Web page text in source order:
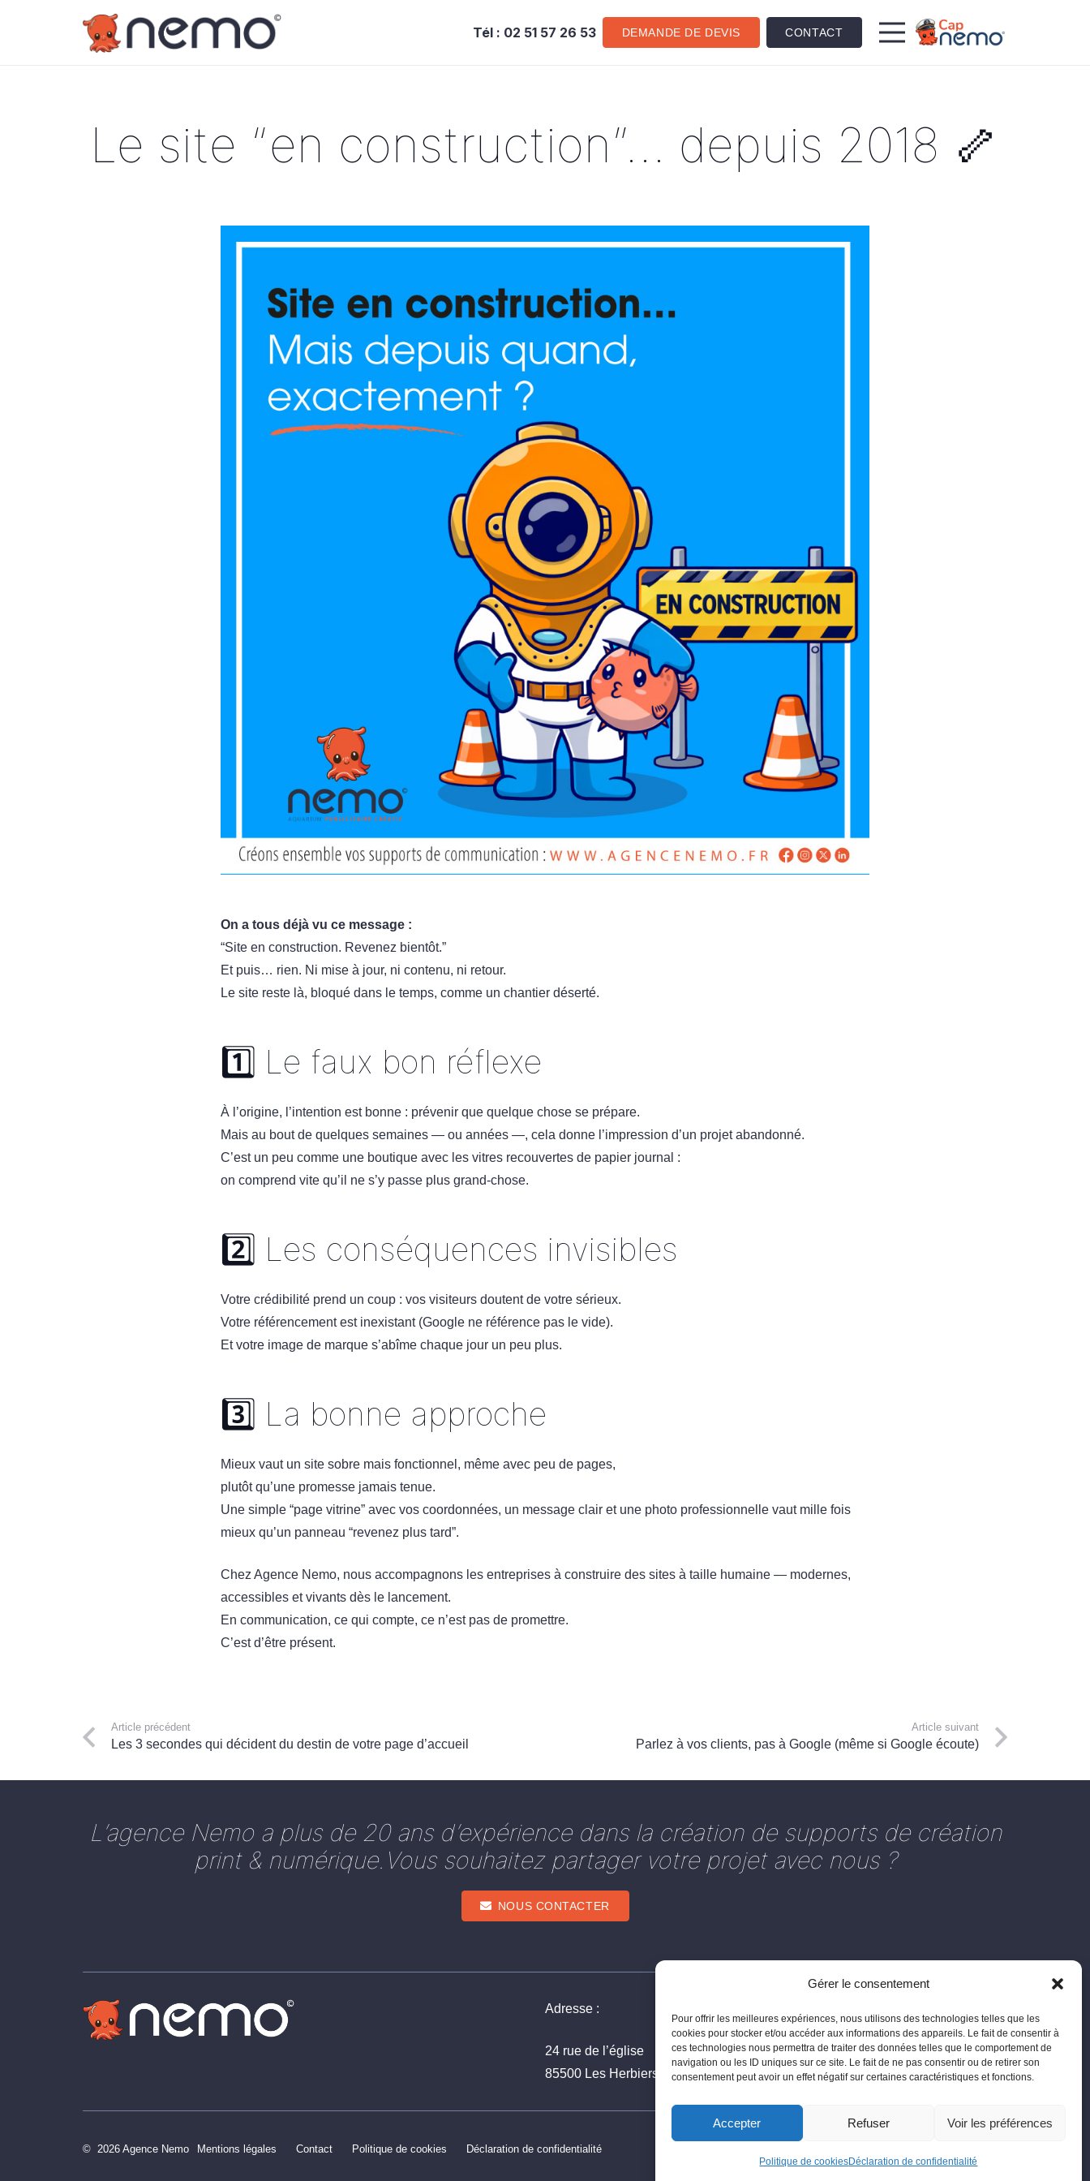
Gérer le consentement
Pour offrir les meilleures expériences, nous utilisons des technologies telles que les
cookies pour stocker et/ou accéder aux informations des appareils. Le fait de consentir à
ces technologies nous permettra de traiter des données telles que le comportement de
navigation ou les ID uniques sur ce site. Le fait de ne pas consentir ou de retirer son
consentement peut avoir un effet négatif sur certaines caractéristiques et fonctions.
Accepter Refuser Voir les préférences
Politique de cookiesDéclaration de confidentialité
Tél : 02 51 57 26 53 DEMANDE DE DEVIS CONTACT
Le site “en construction”… depuis 2018 🦴
On a tous déjà vu ce message :
“Site en construction. Revenez bientôt.”
Et puis… rien. Ni mise à jour, ni contenu, ni retour.
Le site reste là, bloqué dans le temps, comme un chantier déserté.
1️⃣ Le faux bon réflexe
À l’origine, l’intention est bonne : prévenir que quelque chose se prépare.
Mais au bout de quelques semaines — ou années —, cela donne l’impression d’un projet abandonné.
C’est un peu comme une boutique avec les vitres recouvertes de papier journal :
on comprend vite qu’il ne s’y passe plus grand-chose.
2️⃣ Les conséquences invisibles
Votre crédibilité prend un coup : vos visiteurs doutent de votre sérieux.
Votre référencement est inexistant (Google ne référence pas le vide).
Et votre image de marque s’abîme chaque jour un peu plus.
3️⃣ La bonne approche
Mieux vaut un site sobre mais fonctionnel, même avec peu de pages,
plutôt qu’une promesse jamais tenue.
Une simple “page vitrine” avec vos coordonnées, un message clair et une photo professionnelle vaut mille fois
mieux qu’un panneau “revenez plus tard”.
Chez Agence Nemo, nous accompagnons les entreprises à construire des sites à taille humaine — modernes,
accessibles et vivants dès le lancement.
En communication, ce qui compte, ce n’est pas de promettre.
C’est d’être présent.
Article précédent
Les 3 secondes qui décident du destin de votre page d’accueil
Article suivant
Parlez à vos clients, pas à Google (même si Google écoute)
L’agence Nemo a plus de 20 ans d’expérience dans la création de supports de création
print & numérique.Vous souhaitez partager votre projet avec nous ?
NOUS CONTACTER
Adresse :
24 rue de l’église
85500 Les Herbiers
info@agencenemo.com
02 51 57 26 53
© 2026 Agence Nemo Mentions légales Contact Politique de cookies Déclaration de confidentialité